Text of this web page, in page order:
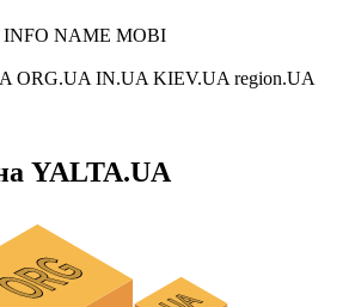
NAME MOBI
ORG.UA IN.UA KIEV.UA region.UA
YALTA.UA